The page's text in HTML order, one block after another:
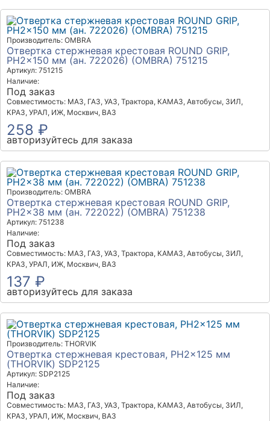
Производитель: OMBRA
Отвертка стержневая крестовая ROUND GRIP,
PH2x150 мм (ан. 722026) (OMBRA) 751215
Артикул: 751215
Наличие:
Под заказ
Совместимость: МАЗ, ГАЗ, УАЗ, Трактора, КАМАЗ, Автобусы, ЗИЛ,
КРАЗ, УРАЛ, ИЖ, Москвич, ВАЗ
258 ₽
авторизуйтесь для заказа
Производитель: OMBRA
Отвертка стержневая крестовая ROUND GRIP,
PH2x38 мм (ан. 722022) (OMBRA) 751238
Артикул: 751238
Наличие:
Под заказ
Совместимость: МАЗ, ГАЗ, УАЗ, Трактора, КАМАЗ, Автобусы, ЗИЛ,
КРАЗ, УРАЛ, ИЖ, Москвич, ВАЗ
137 ₽
авторизуйтесь для заказа
Производитель: THORVIK
Отвертка стержневая крестовая, PH2x125 мм
(THORVIK) SDP2125
Артикул: SDP2125
Наличие:
Под заказ
Совместимость: МАЗ, ГАЗ, УАЗ, Трактора, КАМАЗ, Автобусы, ЗИЛ,
КРАЗ, УРАЛ, ИЖ, Москвич, ВАЗ